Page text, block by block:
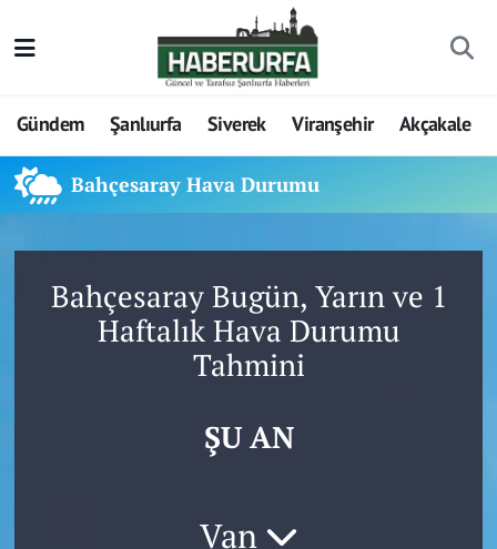
Gündem Şanlıurfa Siverek Viranşehir Akçakale
Bahçesaray Hava Durumu
Bahçesaray Bugün, Yarın ve 1
Haftalık Hava Durumu
Tahmini
ŞU AN
Van